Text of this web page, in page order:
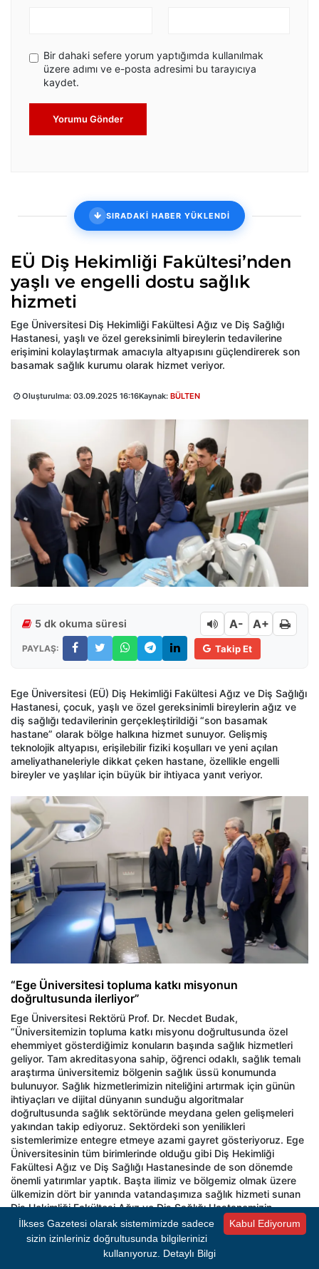
Bir dahaki sefere yorum yaptığımda kullanılmak
üzere adımı ve e-posta adresimi bu tarayıcıya
kaydet.
Yorumu Gönder
SIRADAKİ HABER YÜKLENDİ
EÜ Diş Hekimliği Fakültesi’nden
yaşlı ve engelli dostu sağlık
hizmeti
Ege Üniversitesi Diş Hekimliği Fakültesi Ağız ve Diş Sağlığı
Hastanesi, yaşlı ve özel gereksinimli bireylerin tedavilerine
erişimini kolaylaştırmak amacıyla altyapısını güçlendirerek son
basamak sağlık kurumu olarak hizmet veriyor.
Oluşturulma: 03.09.2025 16:16Kaynak: BÜLTEN
5 dk okuma süresi A- A+
PAYLAŞ: Takip Et
Ege Üniversitesi (EÜ) Diş Hekimliği Fakültesi Ağız ve Diş Sağlığı
Hastanesi, çocuk, yaşlı ve özel gereksinimli bireylerin ağız ve
diş sağlığı tedavilerinin gerçekleştirildiği “son basamak
hastane” olarak bölge halkına hizmet sunuyor. Gelişmiş
teknolojik altyapısı, erişilebilir fiziki koşulları ve yeni açılan
ameliyathaneleriyle dikkat çeken hastane, özellikle engelli
bireyler ve yaşlılar için büyük bir ihtiyaca yanıt veriyor.
“Ege Üniversitesi topluma katkı misyonun
doğrultusunda ilerliyor”
Ege Üniversitesi Rektörü Prof. Dr. Necdet Budak,
“Üniversitemizin topluma katkı misyonu doğrultusunda özel
ehemmiyet gösterdiğimiz konuların başında sağlık hizmetleri
geliyor. Tam akreditasyona sahip, öğrenci odaklı, sağlık temalı
araştırma üniversitemiz bölgenin sağlık üssü konumunda
bulunuyor. Sağlık hizmetlerimizin niteliğini artırmak için günün
ihtiyaçları ve dijital dünyanın sunduğu algoritmalar
doğrultusunda sağlık sektöründe meydana gelen gelişmeleri
yakından takip ediyoruz. Sektördeki son yenilikleri
sistemlerimize entegre etmeye azami gayret gösteriyoruz. Ege
Üniversitesinin tüm birimlerinde olduğu gibi Diş Hekimliği
Fakültesi Ağız ve Diş Sağlığı Hastanesinde de son dönemde
önemli yatırımlar yaptık. Başta ilimiz ve bölgemiz olmak üzere
ülkemizin dört bir yanında vatandaşımıza sağlık hizmeti sunan
Diş Hekimliği Fakültesi Ağız ve Diş Sağlığı Hastanemizin
altyapısını ve donanımını günün koşulları doğrultusunda
güncelledik ve son teknolojik cihazlarla donattık. Kapasitesini
artırarak 10 bin metrekarelik kullanım alanı olan Ağız ve Diş
Sağlığı Hastanesini hizmete açtık. Hastanemizde bölgedeki
Kabul Ediyorum
İlkses Gazetesi olarak sistemimizde sadece
sizin izinleriniz doğrultusunda bilgilerinizi
kullanıyoruz. Detaylı Bilgi